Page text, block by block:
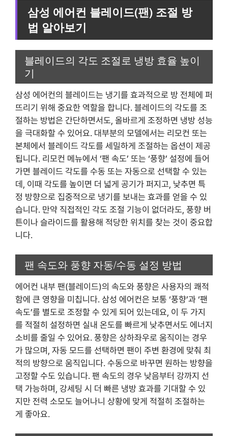
삼성 에어컨 블레이드(팬) 조절 방
법 알아보기
블레이드의 각도 조절로 냉방 효율 높이
기
삼성 에어컨의 블레이드는 냉기를 효과적으로 방 전체에 퍼
뜨리기 위해 중요한 역할을 합니다. 블레이드의 각도를 조
절하는 방법은 간단하면서도, 올바르게 조정하면 냉방 성능
을 극대화할 수 있어요. 대부분의 모델에서는 리모컨 또는
본체에서 블레이드 각도를 세밀하게 조절하는 옵션이 제공
됩니다. 리모컨 메뉴에서 ‘팬 속도’ 또는 ‘풍향’ 설정에 들어
가면 블레이드 각도를 수동 또는 자동으로 선택할 수 있는
데, 이때 각도를 높이면 더 넓게 공기가 퍼지고, 낮추면 특
정 방향으로 집중적으로 냉기를 보내는 효과를 얻을 수 있
습니다. 만약 직접적인 각도 조절 기능이 없더라도, 풍향 버
튼이나 슬라이드를 활용해 적당한 위치를 찾는 것이 중요합
니다.
팬 속도와 풍향 자동/수동 설정 방법
에어컨 내부 팬(블레이드)의 속도와 풍향은 사용자의 쾌적
함에 큰 영향을 미칩니다. 삼성 에어컨은 보통 ‘풍향’과 ‘팬
속도’를 별도로 조정할 수 있게 되어 있는데요, 이 두 가지
를 적절히 설정하면 실내 온도를 빠르게 낮추면서도 에너지
소비를 줄일 수 있어요. 풍향은 상하좌우로 움직이는 경우
가 많으며, 자동 모드를 선택하면 팬이 주변 환경에 맞춰 최
적의 방향으로 움직입니다. 수동으로 바꾸면 원하는 방향을
고정할 수도 있습니다. 팬 속도의 경우 낮음부터 강까지 선
택 가능하며, 강세팅 시 더 빠른 냉방 효과를 기대할 수 있
지만 전력 소모도 늘어나니 상황에 맞게 적절히 조절하는
게 좋아요.